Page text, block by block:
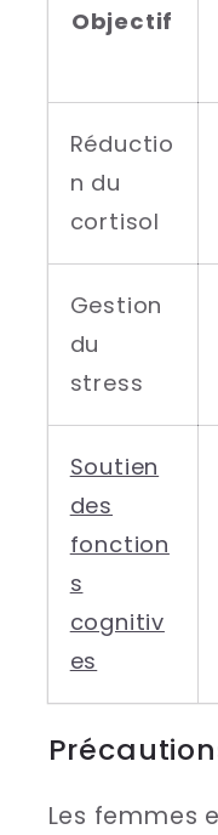
Objectif
Réductio
n du
cortisol
Gestion
du
stress
Soutien
des
fonction
s
cognitiv
es
Les femmes